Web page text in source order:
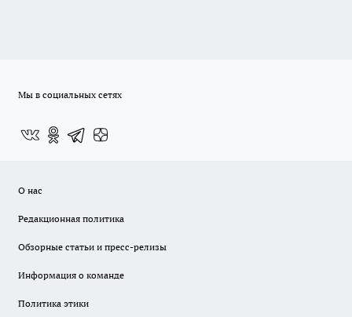
Мы в социальных сетях
О нас
Редакционная политика
Обзорные статьи и пресс-релизы
Информация о команде
Политика этики